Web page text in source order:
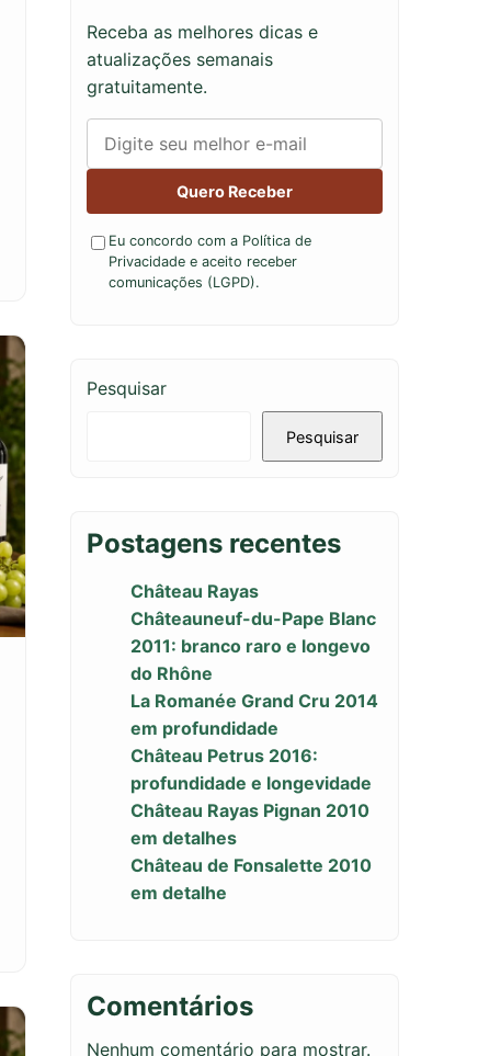
Receba as melhores dicas e
atualizações semanais
gratuitamente.
Quero Receber
Eu concordo com a Política de
Privacidade e aceito receber
comunicações (LGPD).
Pesquisar
Pesquisar
Postagens recentes
Château Rayas
Châteauneuf-du-Pape Blanc
2011: branco raro e longevo
do Rhône
La Romanée Grand Cru 2014
em profundidade
Château Petrus 2016:
profundidade e longevidade
Château Rayas Pignan 2010
em detalhes
Château de Fonsalette 2010
em detalhe
Comentários
Nenhum comentário para mostrar.